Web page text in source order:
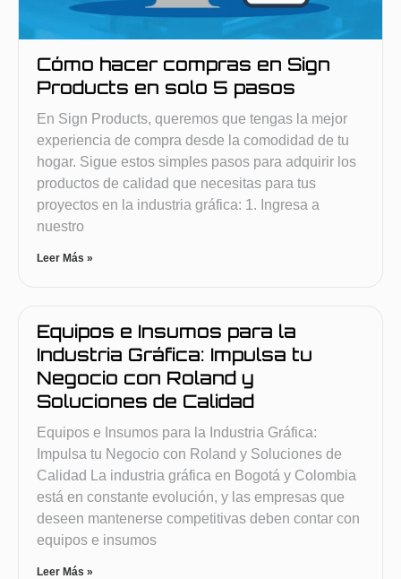
Cómo hacer compras en Sign
Products en solo 5 pasos
En Sign Products, queremos que tengas la mejor
experiencia de compra desde la comodidad de tu
hogar. Sigue estos simples pasos para adquirir los
productos de calidad que necesitas para tus
proyectos en la industria gráfica: 1. Ingresa a
nuestro
Leer Más »
Equipos e Insumos para la
Industria Gráfica: Impulsa tu
Negocio con Roland y
Soluciones de Calidad
Equipos e Insumos para la Industria Gráfica:
Impulsa tu Negocio con Roland y Soluciones de
Calidad La industria gráfica en Bogotá y Colombia
está en constante evolución, y las empresas que
deseen mantenerse competitivas deben contar con
equipos e insumos
Leer Más »